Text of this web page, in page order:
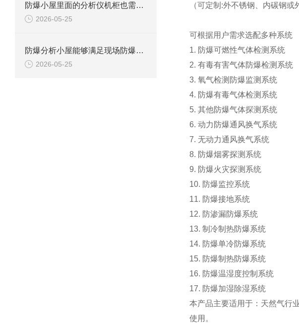
防爆小屋里面的分析仪机柜也需要防爆的吗？
2026-05-25
防爆分析小屋能够满足现场防爆要求吗？
2026-05-25
（可定制:外不锈钢、内碳钢或
可根据用户需求选配多种系统
1. 防爆可燃性气体检测系统
2. 有毒有害气体防爆检测系统
3. 氧气检测防爆监测系统
4. 防爆有毒气体检测系统
5. 其他防爆气体探测系统
6. 动力防爆通风换气系统
7. 无动力通风换气系统
8. 防爆烟雾探测系统
9. 防爆火灾探测系统
10. 防爆监控系统
11. 防爆接地系统
12. 防渗漏防爆系统
13. 制冷制热防爆系统
14. 防爆单冷防爆系统
15. 防爆制热防爆系统
16. 防爆温湿度控制系统
17. 防爆加湿除湿系统
本产品主要适用于：天然气行
使用。